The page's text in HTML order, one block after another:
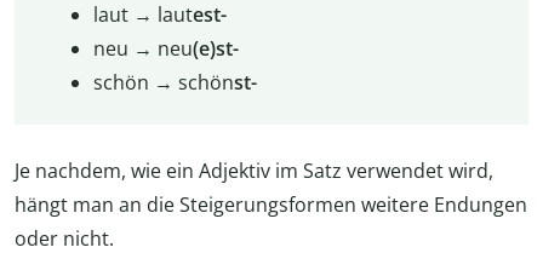
laut → lautest-
neu → neu(e)st-
schön → schönst-
Je nachdem, wie ein Adjektiv im Satz verwendet wird,
hängt man an die Steigerungsformen weitere Endungen
oder nicht.